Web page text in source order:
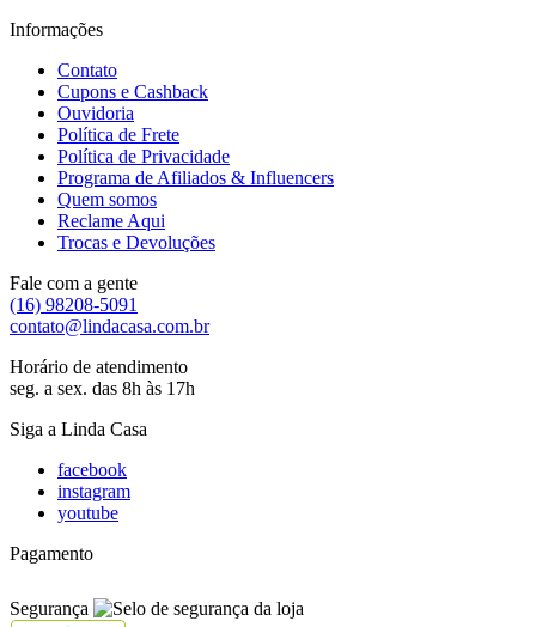
Informações
Contato
Cupons e Cashback
Ouvidoria
Política de Frete
Política de Privacidade
Programa de Afiliados & Influencers
Quem somos
Reclame Aqui
Trocas e Devoluções
Fale com a gente
(16) 98208-5091
contato@lindacasa.com.br
Horário de atendimento
seg. a sex. das 8h às 17h
Siga a Linda Casa
facebook
instagram
youtube
Pagamento
Segurança